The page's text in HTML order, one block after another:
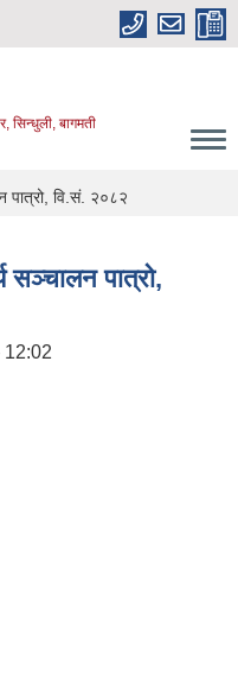
सिन्धुली, बागमती
पात्रो, वि.सं. २०८२
सञ्चालन पात्रो,
12:02